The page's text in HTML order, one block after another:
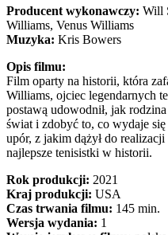
Producent wykonawczy: Will
Williams, Venus Williams
Muzyka: Kris Bowers
Opis filmu:
Film oparty na historii, która
Williams, ojciec legendarnych
postawą udowodnił, jak
świat i zdobyć to, co wydaje
upór, z jakim dążył do
najlepsze tenisistki w historii.
Rok produkcji: 2021
Kraj produkcji: USA
Czas trwania filmu: 145 min.
Wersja wydania: 1